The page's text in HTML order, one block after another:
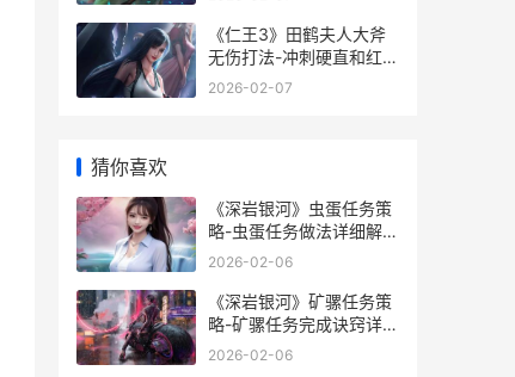
《仁王3》田鹤夫人大斧
无伤打法-冲刺硬直和红牙
诀窍解析 仁王石田三成无
2026-02-07
猜你喜欢
《深岩银河》虫蛋任务策
略-虫蛋任务做法详细解答
深岩银河 中文
2026-02-06
《深岩银河》矿骡任务策
略-矿骡任务完成诀窍详细
解答 深岩银河萌新上手必
2026-02-06